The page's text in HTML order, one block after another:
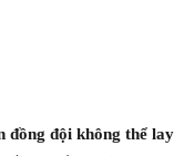
đồng đội không thể